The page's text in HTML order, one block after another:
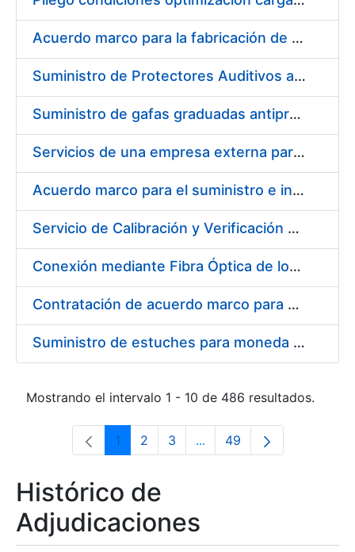
Acuerdo marco para la fabricación de piezas
Suministro de Protectores Auditivos a medida para las personas trabajadoras de los Centros de Trabajo de Madrid y Burgos
Suministro de gafas graduadas antiproyecciones para los trabajadores de la FNMT-RCM en los centros de trabajo de Madrid y Burgos
Servicios de una empresa externa para el asesoramiento y resolución de los recursos de alzada que se presentan relacionados con procesos de selección para la FNMT-RCM
Acuerdo marco para el suministro e instalación de persianas, estores y otros complementos
Servicio de Calibración y Verificación Externa de los Equipos de Medición del Servicio de Prevención de la FNMT-RCM
Conexión mediante Fibra Óptica de los Centros de Proceso de Datos (CPDs) de las sedes de la FNMT-RCM de Burgos y Madrid
Contratación de acuerdo marco para el Suministro de Material de Electricidad para la Fábrica Nacional de Moneda y Timbre-Real Casa de la Moneda en su centro de trabajo de Burgos
Suministro de estuches para moneda de 30 €
Mostrando el intervalo 1 - 10 de 486 resultados.
Página
1 Página
2 Página
3 ...Páginas intermedias Use
Página
49
Histórico de
Adjudicaciones